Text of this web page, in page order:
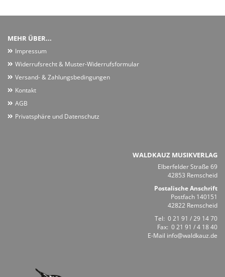
MEHR ÜBER...
Impressum
Widerrufsrecht & Muster-Widerrufsformular
Versand- & Zahlungsbedingungen
Kontakt
AGB
Privatsphäre und Datenschutz
WALDKAUZ MUSIKVERLAG
Elberfelder Straße 69
42853 Remscheid
Postalische Anschrift
Postfach 140151
42822 Remscheid
Tel: 0 21 91 / 29 14 70
Fax: 0 21 91 / 4 18 40
E-Mail info@waldkauz.de